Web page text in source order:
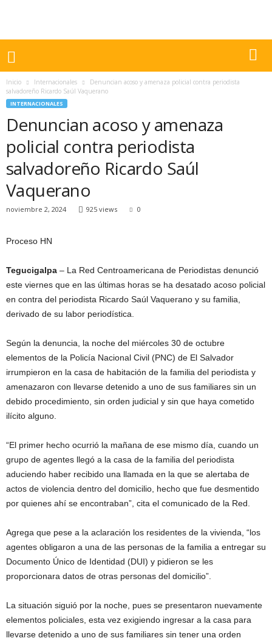
Inicio Internacionales
Denuncian acoso y amenaza policial contra periodista
salvadoreño Ricardo Saúl Vaquerano
INTERNACIONALES
Denuncian acoso y amenaza
policial contra periodista
salvadoreño Ricardo Saúl
Vaquerano
noviembre 2, 2024 925 views 0
Proceso HN
Tegucigalpa – La Red Centroamericana de Periodistas denunció
este viernes que en las últimas horas se ha desatado acoso policial
en contra del periodista Ricardo Saúl Vaquerano y su familia,
derivado de su labor periodística.
Según la denuncia, la noche del miércoles 30 de octubre
elementos de la Policía Nacional Civil (PNC) de El Salvador
irrumpieron en la casa de habitación de la familia del periodista y
amenazaron con llevarse detenido a uno de sus familiares sin un
debido procedimiento, sin orden judicial y sin que haya cometido
ilícito alguno.
“El primer hecho ocurrió la mañana de ese mismo día, cuando un
grupo de agentes llegó a la casa de la familia del periodista
aduciendo haber recibido una llamada en la que se alertaba de
actos de violencia dentro del domicilio, hecho que fue desmentido
por quienes ahí se encontraban”, cita el comunicado de la Red.
Agrega que pese a la aclaración los residentes de la vivienda, “los
agentes obligaron a una de las personas de la familia a entregar su
Documento Único de Identidad (DUI) y pidieron se les
proporcionara datos de otras personas del domicilio”.
La situación siguió por la noche, pues se presentaron nuevamente
elementos policiales, esta vez exigiendo ingresar a la casa para
llevarse detenido a uno de sus familiares sin tener una orden